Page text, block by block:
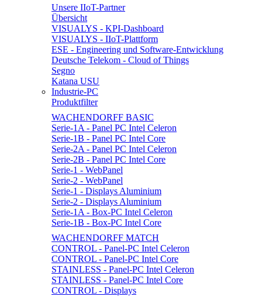
Unsere IIoT-Partner
Übersicht
VISUALYS - KPI-Dashboard
VISUALYS - IIoT-Plattform
ESE - Engineering und Software-Entwicklung
Deutsche Telekom - Cloud of Things
Segno
Katana USU
Industrie-PC
Produktfilter
WACHENDORFF BASIC
Serie-1A - Panel PC Intel Celeron
Serie-1B - Panel PC Intel Core
Serie-2A - Panel PC Intel Celeron
Serie-2B - Panel PC Intel Core
Serie-1 - WebPanel
Serie-2 - WebPanel
Serie-1 - Displays Aluminium
Serie-2 - Displays Aluminium
Serie-1A - Box-PC Intel Celeron
Serie-1B - Box-PC Intel Core
WACHENDORFF MATCH
CONTROL - Panel-PC Intel Celeron
CONTROL - Panel-PC Intel Core
STAINLESS - Panel-PC Intel Celeron
STAINLESS - Panel-PC Intel Core
CONTROL - Displays